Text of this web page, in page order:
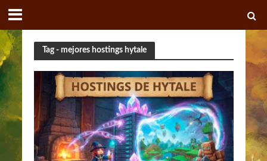
Tag - mejores hostings hytale